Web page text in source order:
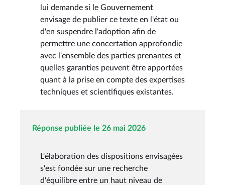
lui demande si le Gouvernement
envisage de publier ce texte en l'état ou
d'en suspendre l'adoption afin de
permettre une concertation approfondie
avec l'ensemble des parties prenantes et
quelles garanties peuvent être apportées
quant à la prise en compte des expertises
techniques et scientifiques existantes.
Réponse publiée le 26 mai 2026
L'élaboration des dispositions envisagées
s'est fondée sur une recherche
d'équilibre entre un haut niveau de